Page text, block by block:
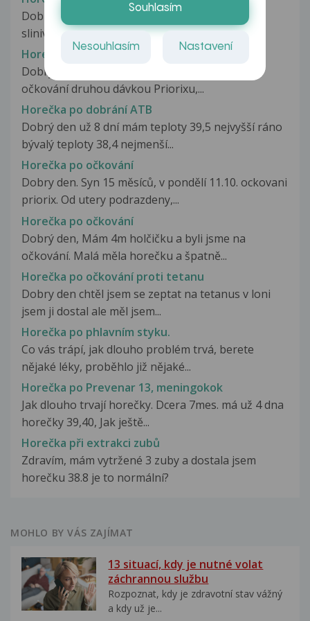
Dobrý den.Manžel je po těžkém zánětu
slinivky.Před několika dny byl po 3 měsících...
Horečka po aplikaci Priorixu
Dobrý den, chtěla bych se zeptat na reakci po
očkování druhou dávkou Priorixu,...
Horečka po dobrání ATB
Dobrý den už 8 dní mám teploty 39,5 nejvyšší ráno
bývalý teploty 38,4 nejmenší...
Horečka po očkování
Dobry den. Syn 15 měsíců, v pondělí 11.10. ockovani
priorix. Od utery podrazdeny,...
Horečka po očkování
Dobrý den, Mám 4m holčičku a byli jsme na
očkování. Malá měla horečku a špatně...
Horečka po očkování proti tetanu
Dobry den chtěl jsem se zeptat na tetanus v loni
jsem ji dostal ale měl jsem...
Horečka po phlavním styku.
Co vás trápí, jak dlouho problém trvá, berete
nějaké léky, proběhlo již nějaké...
Horečka po Prevenar 13, meningokok
Jak dlouho trvají horečky. Dcera 7mes. má už 4 dna
horečky 39,40, Jak ještě...
Horečka při extrakci zubů
Zdravím, mám vytržené 3 zuby a dostala jsem
horečku 38.8 je to normální?
MOHLO BY VÁS ZAJÍMAT
13 situací, kdy je nutné volat
záchrannou službu
Rozpoznat, kdy je zdravotní stav vážný
a kdy už je...
Souhlasím
Nesouhlasím Nastavení